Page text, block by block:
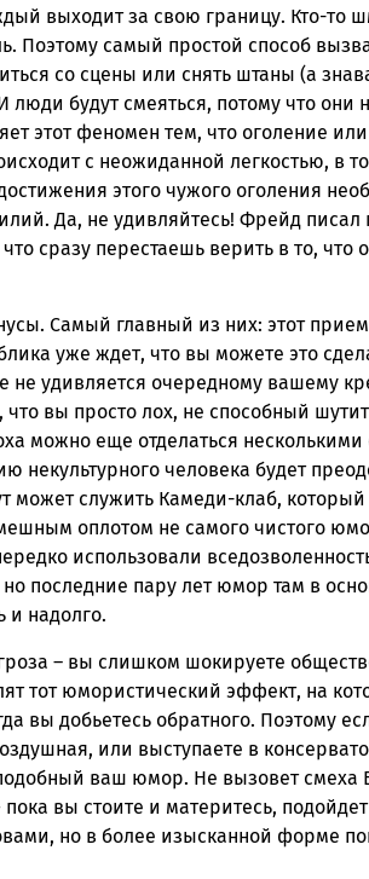
выходит за свою границу. Кто-то
Поэтому самый простой способ
со сцены или снять штаны (а
будут смеяться, потому что они
этот феномен тем, что оголение
с неожиданной легкостью, в
этого чужого оголения
Да, не удивляйтесь! Фрейд писал
что сразу перестаешь верить в то, что
Самый главный из них: этот
уже ждет, что вы можете это
не удивляется очередному вашему
что вы просто лох, не способный
можно еще отделаться
некультурного человека будет
может служить Камеди-клаб,
оплотом не самого чистого
использовали
последние пару лет юмор там в
и надолго.
– вы слишком шокируете
тот юмористический эффект, на
вы добьетесь обратного. Поэтому
или выступаете в
ваш юмор. Не вызовет смеха
вы стоите и материтесь,
но в более изысканной форме